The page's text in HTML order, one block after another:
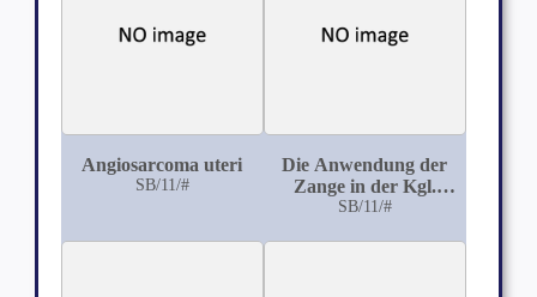
Angiosarcoma uteri
SB/11/#
Die Anwendung der
Zange in der Kgl.
Univ-Frauenklinik zu
SB/11/#